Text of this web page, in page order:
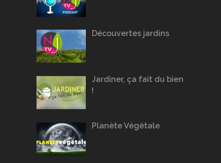
Découvertes jardins
Jardiner, ça fait du bien
!
Planète Végétale